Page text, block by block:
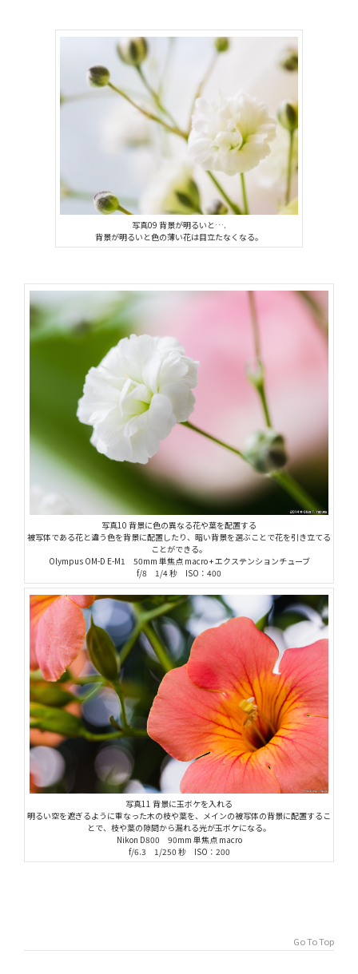
写真09 背景が明るいと….
背景が明るいと色の薄い花は目立たなくなる。
写真10 背景に色の異なる花や葉を配置する
被写体である花と違う色を背景に配置したり、暗い背景を選ぶことで花を引き立てる
ことができる。
Olympus OM-D E-M1 50mm 単焦点 macro + エクステンションチューブ
f/8 1/4 秒 ISO：400
写真11 背景に玉ボケを入れる
明るい空を遮ぎるように重なった木の枝や葉を、メインの被写体の背景に配置するこ
とで、枝や葉の隙間から漏れる光が玉ボケになる。
Nikon D800 90mm 単焦点 macro
f/6.3 1/250 秒 ISO：200
Go To Top